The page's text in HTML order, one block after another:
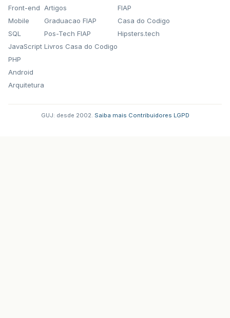
Front-end
Mobile
SQL
JavaScript
PHP
Android
Arquitetura
Artigos
Graduacao FIAP
Pos-Tech FIAP
Livros Casa do Codigo
FIAP
Casa do Codigo
Hipsters.tech
GUJ: desde 2002. Saiba mais Contribuidores LGPD